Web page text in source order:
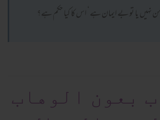
نہيں یا تو بے ایمان ہے‘ اس کا کیا حکم ہے؟
بعون الوهاب